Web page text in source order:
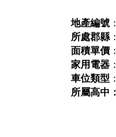
地產編號
所處郡縣
面積單價
家用電器
車位類型
所屬高中：